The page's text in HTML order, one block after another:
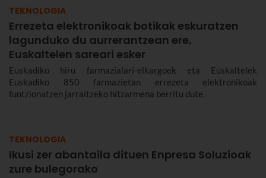
TEKNOLOGIA
Errezeta elektronikoak botikak eskuratzen
lagunduko du aurrerantzean ere,
Euskaltelen sareari esker
Euskadiko hiru farmazialari-elkargoek eta Euskaltelek
Euskadiko 850 farmazietan errezeta elektronikoak
funtzionatzen jarraitzeko hitzarmena berritu dute.
TEKNOLOGIA
Ikusi zer abantaila dituen Enpresa Soluzioak
zure bulegorako